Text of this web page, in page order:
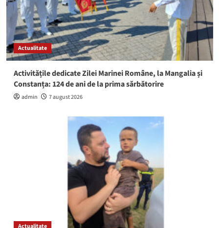
Actualitate
Activitățile dedicate Zilei Marinei Române, la Mangalia și
Constanța: 124 de ani de la prima sărbătorire
admin 7 august 2026
Actualitate